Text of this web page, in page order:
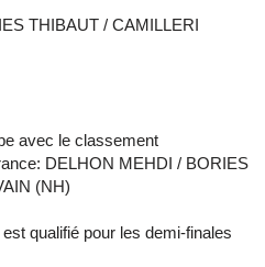
THIBAUT / CAMILLERI
avec le classement
DELHON MEHDI / BORIES
(NH)
qualifié pour les demi-finales